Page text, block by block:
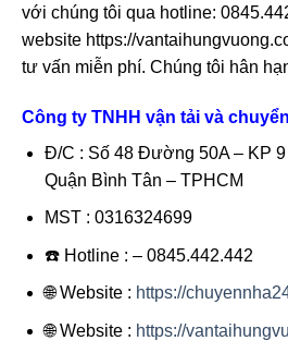
với chúng tôi qua hotline:
website https://
tư vấn miễn phí. Chúng tôi hân
Công ty TNHH vận tải và
Đ/C : Số 48 Đường 50A – KP
Quận Bình Tân – TPHCM
MST : 0316324699
☎️ Hotline : – 0845.442.442
🌐 Website : https://
🌐 Website : https://